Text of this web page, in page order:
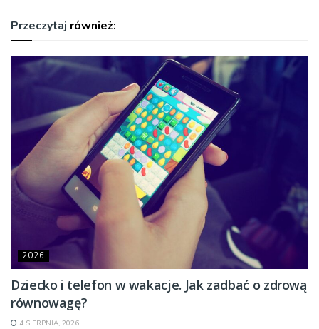
Przeczytaj również:
2026
Dziecko i telefon w wakacje. Jak zadbać o zdrową
równowagę?
4 SIERPNIA, 2026